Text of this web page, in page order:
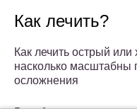
Как лечить?
Как лечить острый или
насколько масштабны
осложнения